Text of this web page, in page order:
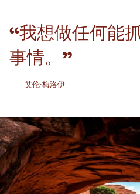
“我想做任何能
事情。”
——艾伦·梅洛伊